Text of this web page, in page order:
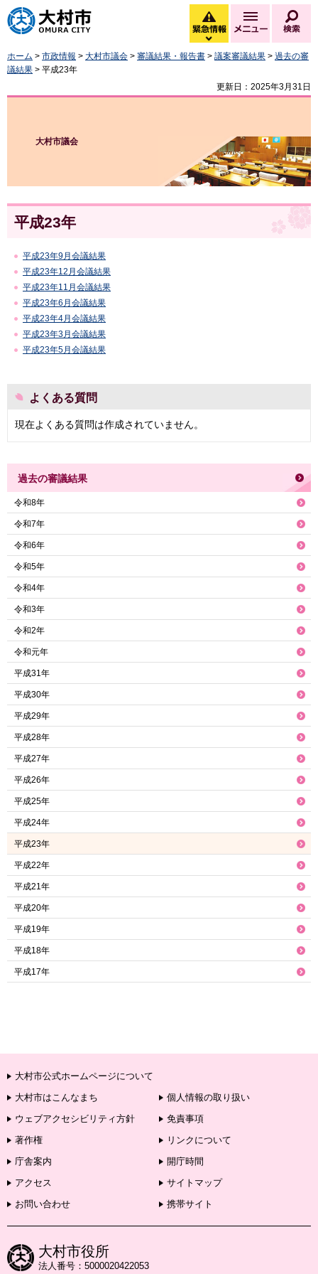
大村市
緊急情報
緊急情報を開く
メニュー
ホーム > 市政情報 > 大村市議会 > 審議結果・報告書 > 議案審議結果 > 過去の審
議結果 > 平成23年
更新日：2025年3月31日
大村市議会
平成23年
平成23年9月会議結果
平成23年12月会議結果
平成23年11月会議結果
平成23年6月会議結果
平成23年4月会議結果
平成23年3月会議結果
平成23年5月会議結果
よくある質問
現在よくある質問は作成されていません。
過去の審議結果
令和8年
令和7年
令和6年
令和5年
令和4年
令和3年
令和2年
令和元年
平成31年
平成30年
平成29年
平成28年
平成27年
平成26年
平成25年
平成24年
平成23年
平成22年
平成21年
平成20年
平成19年
平成18年
平成17年
大村市公式ホームページについて
大村市はこんなまち
個人情報の取り扱い
ウェブアクセシビリティ方針
免責事項
著作権
リンクについて
庁舎案内
開庁時間
アクセス
サイトマップ
お問い合わせ
携帯サイト
大村市役所
法人番号：5000020422053